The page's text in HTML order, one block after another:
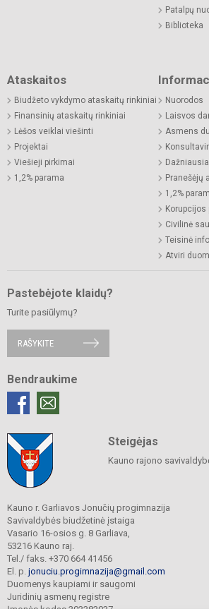
Patalpų
Biblioteka
Ataskaitos
Biudžeto vykdymo ataskaitų rinkiniai
Finansinių ataskaitų rinkiniai
Lėšos veiklai viešinti
Projektai
Viešieji pirkimai
1,2% parama
Nuorodos
Laisvos
Asmens
Pranešėjų
1,2%
Korupcijos
Civilinė
Teisinė
Atviri
Pastebėjote klaidų?
Turite pasiūlymų?
RAŠYKITE
Bendraukime
Steigėjas
Kauno rajono
Kauno r. Garliavos Jonučių progimnazija
Savivaldybės biudžetinė įstaiga
Vasario 16-osios g. 8 Garliava,
53216 Kauno raj.
Tel./ faks. +370 664 41456
El. p. jonuciu.progimnazija@gmail.com
Duomenys kaupiami ir saugomi
Juridinių asmenų registre